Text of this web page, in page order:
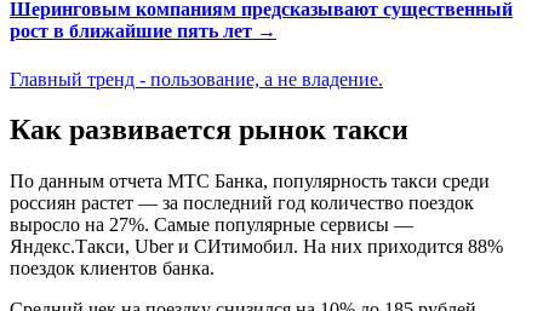
Шеринговым компаниям предсказывают существенный
рост в ближайшие пять лет →
Главный тренд - пользование, а не владение.
Как развивается рынок такси
По данным отчета МТС Банка, популярность такси среди
россиян растет — за последний год количество поездок
выросло на 27%. Самые популярные сервисы —
Яндекс.Такси, Uber и СИтимобил. На них приходится 88%
поездок клиентов банка.